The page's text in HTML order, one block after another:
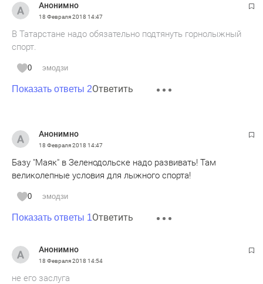
Анонимно
18 Февраля 2018 14:47
В Татарстане надо обязательно подтянуть горнолыжный
спорт.
0 эмодзи
Показать ответы 2Ответить
Анонимно
18 Февраля 2018 14:47
Базу "Маяк" в Зеленодольске надо развивать! Там
великолепные условия для лыжного спорта!
0 эмодзи
Показать ответы 1Ответить
Анонимно
18 Февраля 2018 14:54
не его заслуга